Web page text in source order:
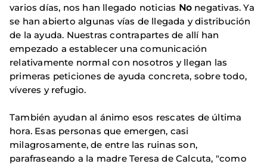
varios días, nos han llegado noticias No negativas. Ya
se han abierto algunas vías de llegada y distribución
de la ayuda. Nuestras contrapartes de allí han
empezado a establecer una comunicación
relativamente normal con nosotros y llegan las
primeras peticiones de ayuda concreta, sobre todo,
víveres y refugio.
También ayudan al ánimo esos rescates de última
hora. Esas personas que emergen, casi
milagrosamente, de entre las ruinas son,
parafraseando a la madre Teresa de Calcuta, "como